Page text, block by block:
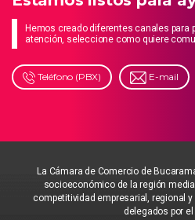
Hemos creado diferentes canales para
atención, seleccione como quiere
Teléfono (PBX) E-mail
La Cámara de Comercio de
socioeconómico de la región
competitividad empresarial, regional
delegados por